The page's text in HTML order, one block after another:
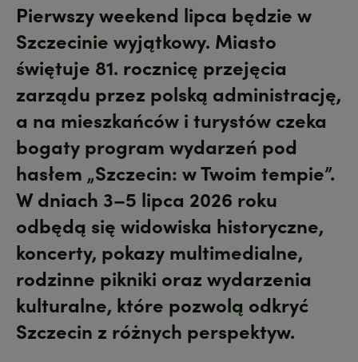
Pierwszy weekend lipca będzie w
Szczecinie wyjątkowy. Miasto
świętuje 81. rocznicę przejęcia
zarządu przez polską administrację,
a na mieszkańców i turystów czeka
bogaty program wydarzeń pod
hasłem „Szczecin: w Twoim tempie”.
W dniach 3–5 lipca 2026 roku
odbędą się widowiska historyczne,
koncerty, pokazy multimedialne,
rodzinne pikniki oraz wydarzenia
kulturalne, które pozwolą odkryć
Szczecin z różnych perspektyw.